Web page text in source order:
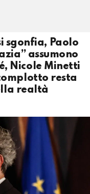
sgonfia, Paolo
assumono
Nicole Minetti
resta
realtà